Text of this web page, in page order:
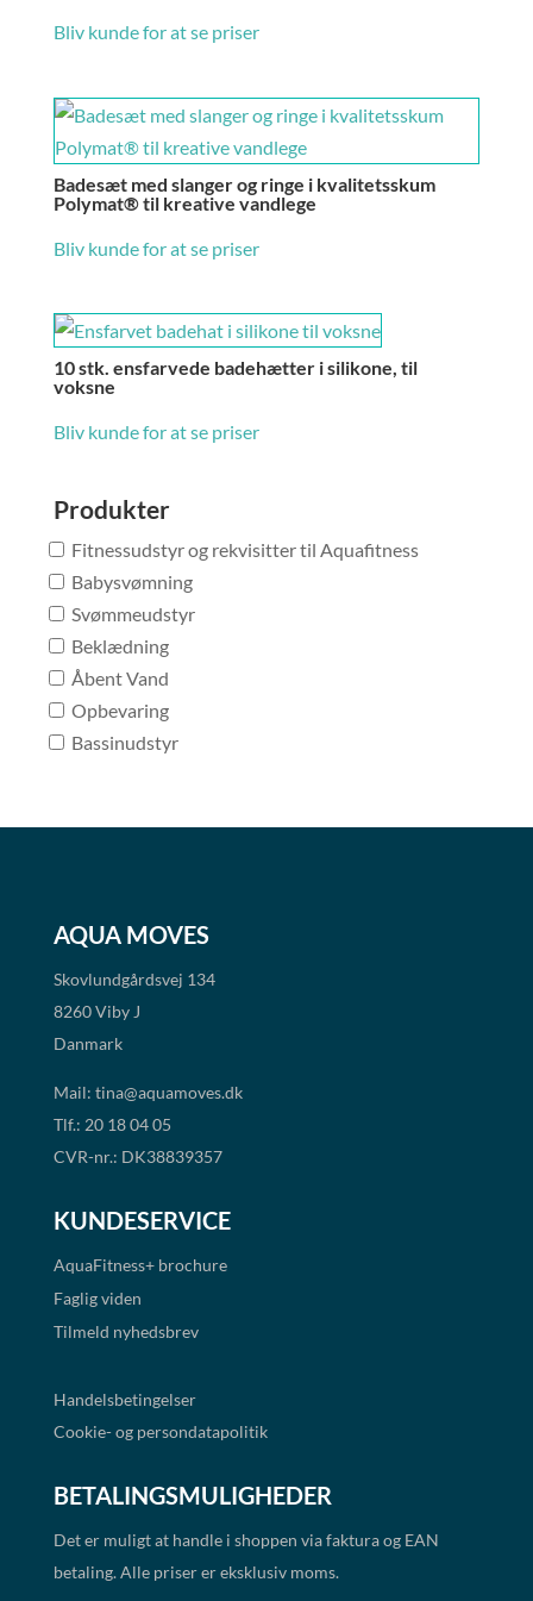
Bliv kunde for at se priser
Badesæt med slanger og ringe i kvalitetsskum
Polymat® til kreative vandlege
Bliv kunde for at se priser
10 stk. ensfarvede badehætter i silikone, til
voksne
Bliv kunde for at se priser
Produkter
Fitnessudstyr og rekvisitter til Aquafitness
Babysvømning
Svømmeudstyr
Beklædning
Åbent Vand
Opbevaring
Bassinudstyr
AQUA MOVES
Skovlundgårdsvej 134
8260 Viby J
Danmark
Mail: tina@aquamoves.dk
Tlf.: 20 18 04 05
CVR-nr.: DK38839357
KUNDESERVICE
AquaFitness+ brochure
Faglig viden
Tilmeld nyhedsbrev
Handelsbetingelser
Cookie- og persondatapolitik
BETALINGSMULIGHEDER
Det er muligt at handle i shoppen via faktura og EAN
betaling. Alle priser er eksklusiv moms.